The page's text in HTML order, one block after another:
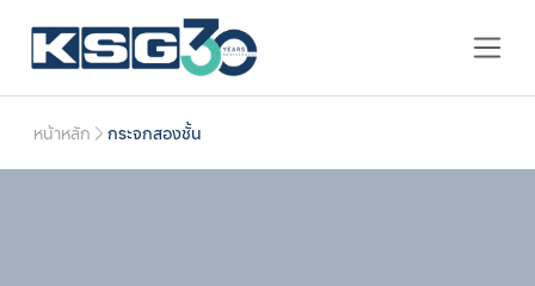
หน้าหลัก กระจกสองชั้น